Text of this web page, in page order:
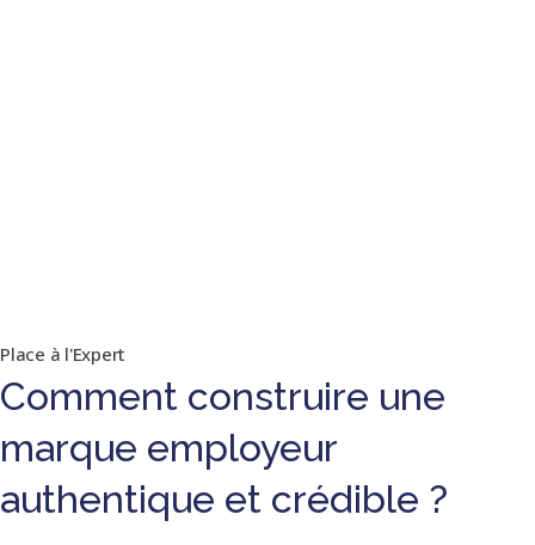
Place à l'Expert
Comment construire une
marque employeur
authentique et crédible ?